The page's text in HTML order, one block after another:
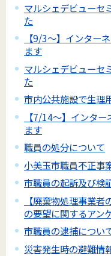
マルシェデビューセ
た
【9/3～】インター
ます
マルシェデビューセ
た
市内公共施設で生理
【7/14～】インタ
ます
職員の処分について
小美玉市職員不正事
市職員の起訴及び検
【廃棄物処理事業
の要望に関するアン
市職員の逮捕につい
災害発生時の避難情